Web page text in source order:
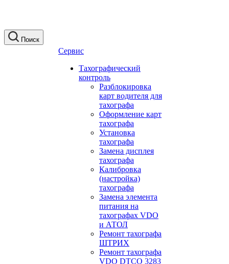
Поиск
Сервис
Тахографический
контроль
Разблокировка
карт водителя для
тахографа
Оформление карт
тахографа
Установка
тахографа
Замена дисплея
тахографа
Калибровка
(настройка)
тахографа
Замена элемента
питания на
тахографах VDO
и АТОЛ
Ремонт тахографа
ШТРИХ
Ремонт тахографа
VDO DTCO 3283